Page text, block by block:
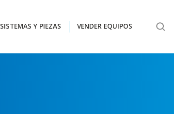
SISTEMAS Y PIEZAS VENDER EQUIPOS